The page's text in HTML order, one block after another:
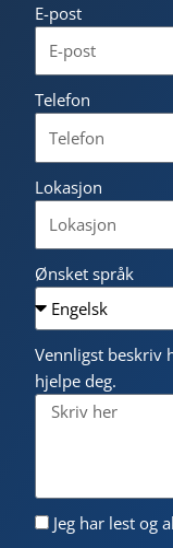
E-post
Telefon
Lokasjon
Ønsket språk
Vennligst beskriv
hjelpe deg.
Jeg har lest og